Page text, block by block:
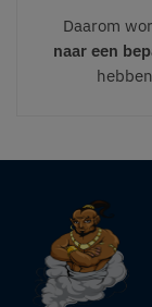
Daarom
naar een